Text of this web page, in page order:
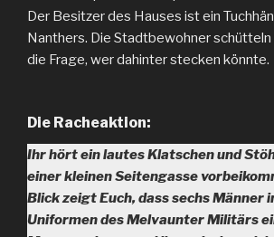
Der Besitzer des Hauses ist ein
Nanthers. Die Stadtbewohner schütteln
die Frage, wer dahinter stecken könnte.
Die Racheaktion:
Ihr hört ein lautes Klatschen und
einer kleinen Seitengasse
Blick zeigt Euch, dass sechs Männer
Uniformen des Melvaunter Militärs